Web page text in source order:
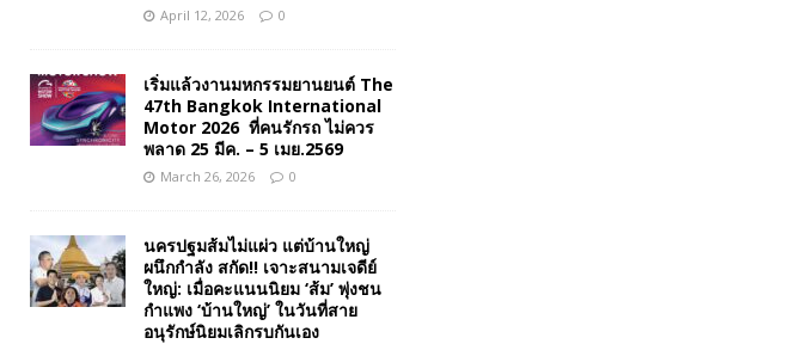
April 12, 2026 0
เริ่มแล้วงานมหกรรมยานยนต์ The
47th Bangkok International
Motor 2026 ที่คนรักรถ ไม่ควร
พลาด 25 มีค. – 5 เมย.2569
March 26, 2026 0
นครปฐมส้มไม่แผ่ว แต่บ้านใหญ่
ผนึกกำลัง สกัด!! เจาะสนามเจดีย์
ใหญ่: เมื่อคะแนนนิยม ‘ส้ม’ พุ่งชน
กำแพง ‘บ้านใหญ่’ ในวันที่สาย
อนุรักษ์นิยมเลิกรบกันเอง